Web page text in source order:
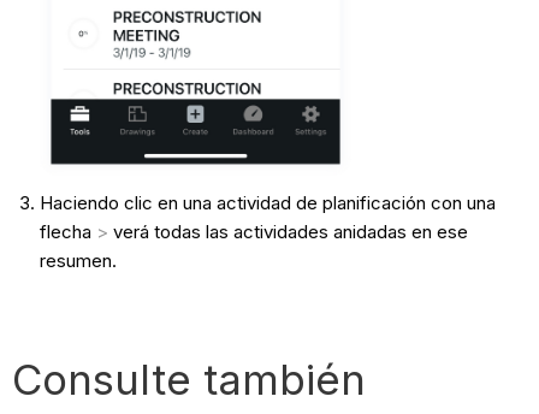
Haciendo clic en una actividad de planificación con una
flecha > verá todas las actividades anidadas en ese
resumen.
Consulte también